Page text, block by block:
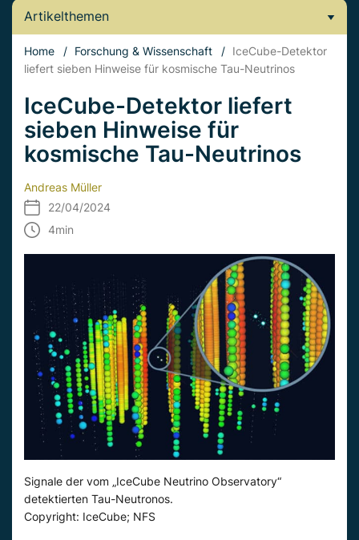
Artikelthemen
Home / Forschung & Wissenschaft / IceCube-Detektor
liefert sieben Hinweise für kosmische Tau-Neutrinos
IceCube-Detektor liefert
sieben Hinweise für
kosmische Tau-Neutrinos
Andreas Müller
22/04/2024
4min
Signale der vom „IceCube Neutrino Observatory“
detektierten Tau-Neutronos.
Copyright: IceCube; NFS